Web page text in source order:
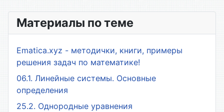
Материалы по теме
Ematica.xyz - методички, книги, примеры
решения задач по математике!
06.1. Линейные системы. Основные
определения
25.2. Однородные уравнения